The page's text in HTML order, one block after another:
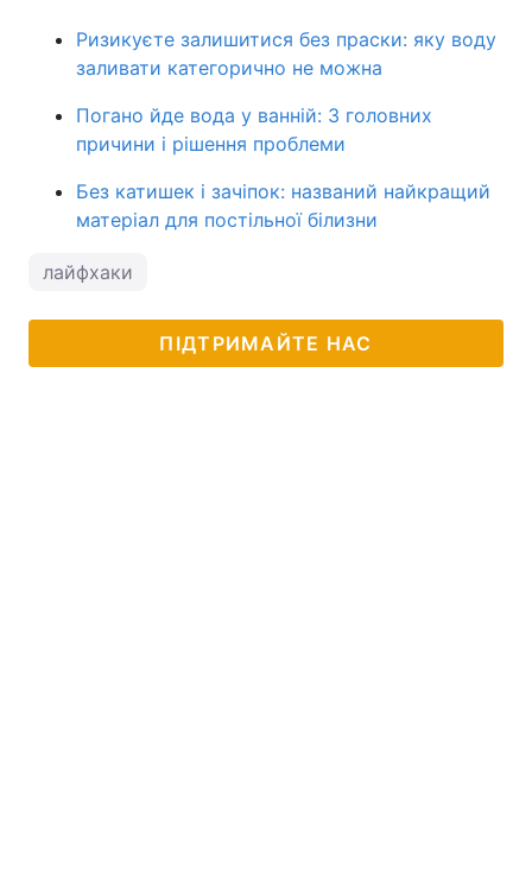
Ризикуєте залишитися без праски: яку воду
заливати категорично не можна
Погано йде вода у ванній: 3 головних
причини і рішення проблеми
Без катишек і зачіпок: названий найкращий
матеріал для постільної білизни
лайфхаки
ПІДТРИМАЙТЕ НАС